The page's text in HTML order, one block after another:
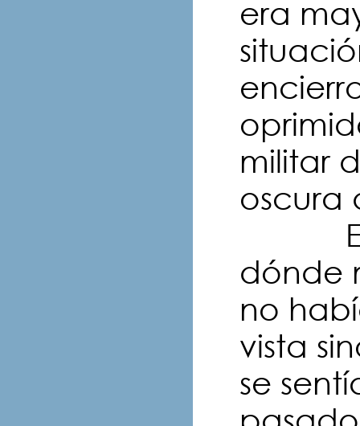
era
militar
oscura
En
dónde
no
vista
se